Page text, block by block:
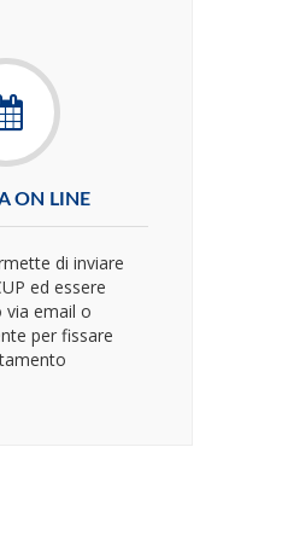
ON LINE
di inviare
ed essere
email o
per fissare